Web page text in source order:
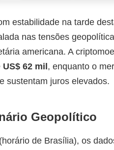
estabilidade na tarde
nas tensões
americana. A
US$ 62 mil , enquanto o
sustentam juros elevados.
Geopolítico
de Brasília), os